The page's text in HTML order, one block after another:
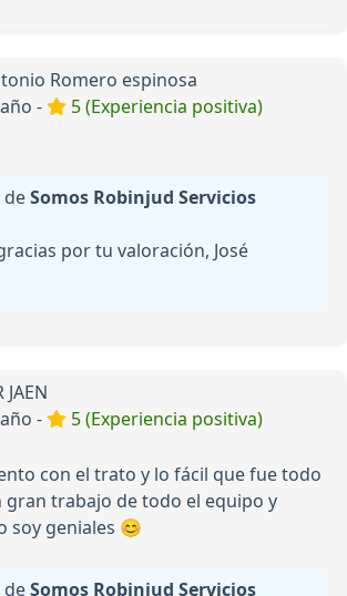
Romero espinosa
-
5 (Experiencia positiva)
deSomos Robinjud Servicios
por tu valoración, José
JAEN
-
5 (Experiencia positiva)
con el trato y lo fácil que fue todo
gran trabajo de todo el equipo y
soy geniales 😊
deSomos Robinjud Servicios